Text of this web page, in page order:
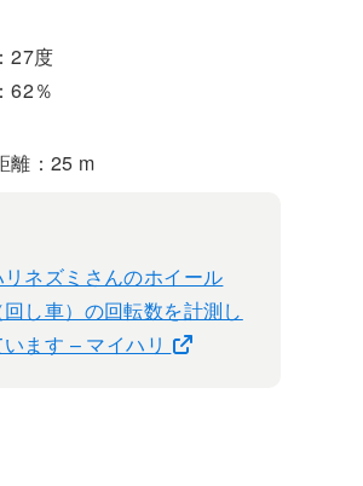
27度
62％
離：25 m
リネズミさんのホイール
回し車）の回転数を計測し
ます – マイハリ